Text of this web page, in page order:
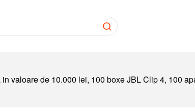
valoare de 10.000 lei, 100 boxe JBL Clip 4, 100